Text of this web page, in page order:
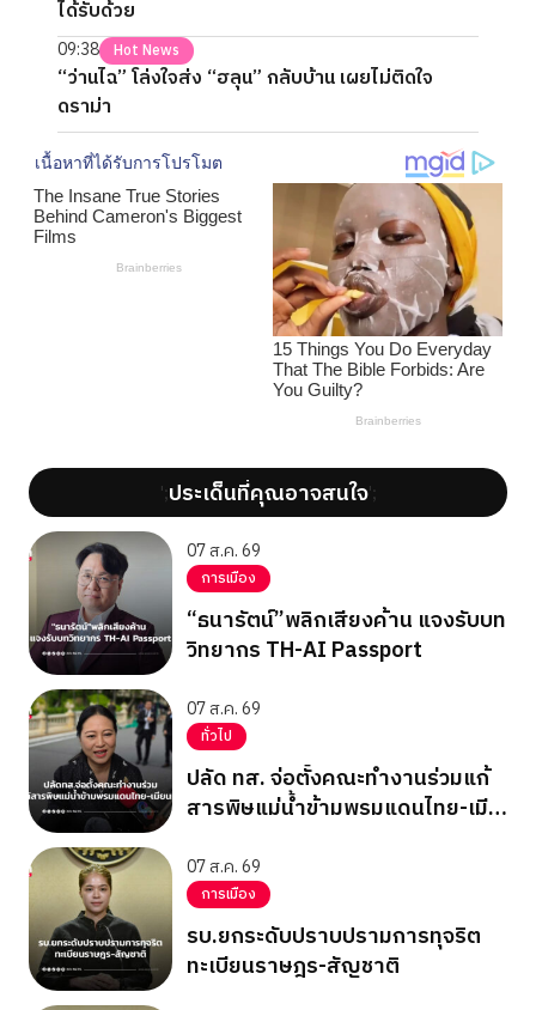
ได้รับด้วย
09:38 Hot News
“ว่านไฉ” โล่งใจส่ง “ฮลุน” กลับบ้าน เผยไม่ติดใจ
ดราม่า
';ประเด็นที่คุณอาจสนใจ';
07 ส.ค. 69
การเมือง
“ธนารัตน์”พลิกเสียงค้าน แจงรับบท
วิทยากร TH-AI Passport
07 ส.ค. 69
ทั่วไป
ปลัด ทส. จ่อตั้งคณะทำงานร่วมแก้
สารพิษแม่น้ำข้ามพรมแดนไทย-เมีย
07 ส.ค. 69
การเมือง
รบ.ยกระดับปราบปรามการทุจริต
ทะเบียนราษฎร-สัญชาติ